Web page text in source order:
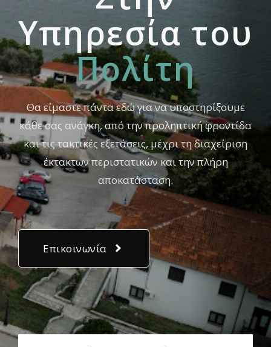
Yπηρεσία του
Πολίτη
Θα είμαστε πάντα εδώ για να υποστηρίξουμε
κάθε σας ανάγκη, από την προληπτική φροντίδα
και τις τακτικές εξετάσεις, μέχρι τη διαχείριση
έκτακτων περιστατικών και την πλήρη
αποκατάσταση.
Επικοινωνία